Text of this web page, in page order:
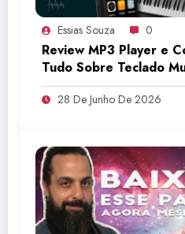
Essias Souza 0
Review MP3 Player e
Tudo Sobre Teclado
28 De Junho De 2026